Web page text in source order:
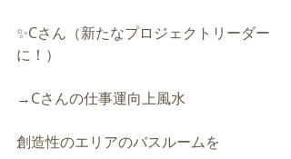
✨Cさん（新たなプロジェクトリーダー
に！）
→Cさんの仕事運向上風水
創造性のエリアのバスルームを